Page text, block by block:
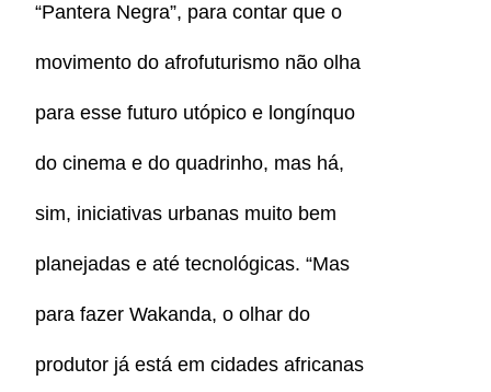
“Pantera Negra”, para contar que o
movimento do afrofuturismo não olha
para esse futuro utópico e longínquo
do cinema e do quadrinho, mas há,
sim, iniciativas urbanas muito bem
planejadas e até tecnológicas. “Mas
para fazer Wakanda, o olhar do
produtor já está em cidades africanas